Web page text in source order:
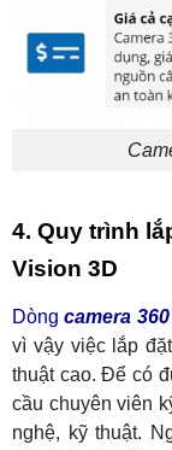
4. Quy trình
Vision 3D
Dòngcamera
vì vậy việc lắp
thuật cao. Để có
cầu chuyên viên
nghệ, kỹ thuật.